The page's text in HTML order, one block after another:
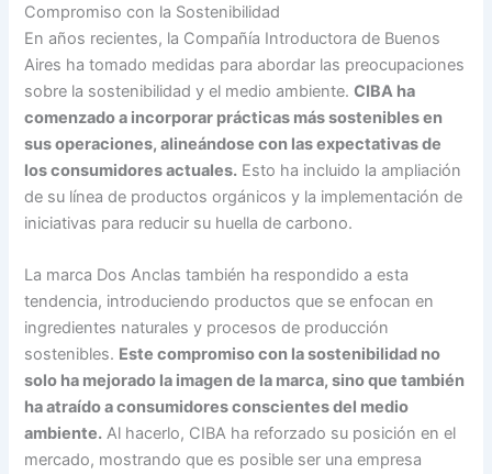
Compromiso con la Sostenibilidad
En años recientes, la Compañía Introductora de Buenos
Aires ha tomado medidas para abordar las preocupaciones
sobre la sostenibilidad y el medio ambiente.CIBA ha
comenzado a incorporar prácticas más sostenibles en
sus operaciones, alineándose con las expectativas de
los consumidores actuales. Esto ha incluido la ampliación
de su línea de productos orgánicos y la implementación de
iniciativas para reducir su huella de carbono.
La marca Dos Anclas también ha respondido a esta
tendencia, introduciendo productos que se enfocan en
ingredientes naturales y procesos de producción
sostenibles. Este compromiso con la sostenibilidad no
solo ha mejorado la imagen de la marca, sino que también
ha atraído a consumidores conscientes del medio
ambiente. Al hacerlo, CIBA ha reforzado su posición en el
mercado, mostrando que es posible ser una empresa